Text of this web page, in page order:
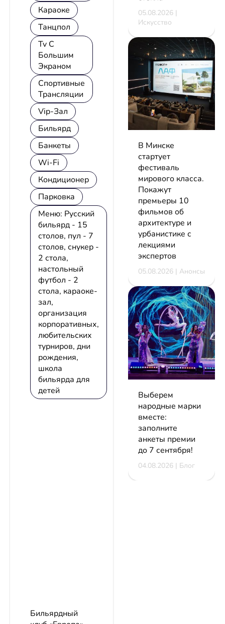
Караоке
Танцпол
Tv С
Большим
Экраном
Спортивные
Трансляции
Vip-Зал
Бильярд
Банкеты
Wi-Fi
Кондиционер
Парковка
Меню: Русский
бильярд - 15
столов, пул - 7
столов, снукер -
2 стола,
настольный
футбол - 2
стола, караоке-
зал,
организация
корпоративных,
любительских
турниров, дни
рождения,
школа
бильярда для
детей
Бильярдный
05.08.2026 |
Искусство
В Минске
стартует
фестиваль
мирового класса.
Покажут
премьеры 10
фильмов об
архитектуре и
урбанистике с
лекциями
экспертов
05.08.2026 | Анонсы
Выберем
народные марки
вместе:
заполните
анкеты премии
до 7 сентября!
04.08.2026 | Блог